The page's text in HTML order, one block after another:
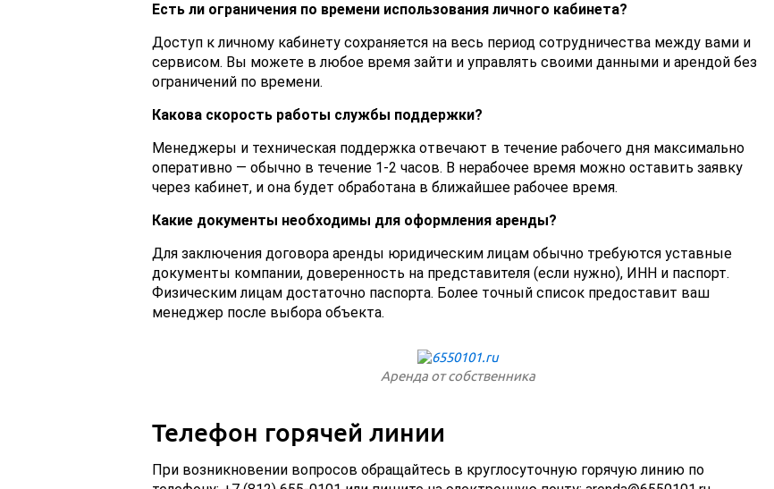
Есть ли ограничения по времени использования личного кабинета?
Доступ к личному кабинету сохраняется на весь период сотрудничества между вами и
сервисом. Вы можете в любое время зайти и управлять своими данными и арендой без
ограничений по времени.
Какова скорость работы службы поддержки?
Менеджеры и техническая поддержка отвечают в течение рабочего дня максимально
оперативно — обычно в течение 1-2 часов. В нерабочее время можно оставить заявку
через кабинет, и она будет обработана в ближайшее рабочее время.
Какие документы необходимы для оформления аренды?
Для заключения договора аренды юридическим лицам обычно требуются уставные
документы компании, доверенность на представителя (если нужно), ИНН и паспорт.
Физическим лицам достаточно паспорта. Более точный список предоставит ваш
менеджер после выбора объекта.
Аренда от собственника
Телефон горячей линии
При возникновении вопросов обращайтесь в круглосуточную горячую линию по